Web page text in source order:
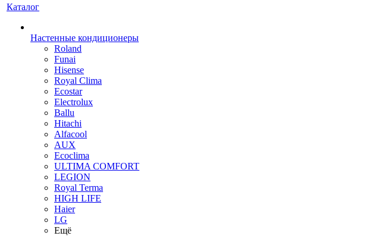
Каталог
Настенные кондиционеры
Roland
Funai
Hisense
Royal Clima
Ecostar
Electrolux
Ballu
Hitachi
Alfacool
AUX
Ecoclima
ULTIMA COMFORT
LEGION
Royal Terma
HIGH LIFE
Haier
LG
Ещё